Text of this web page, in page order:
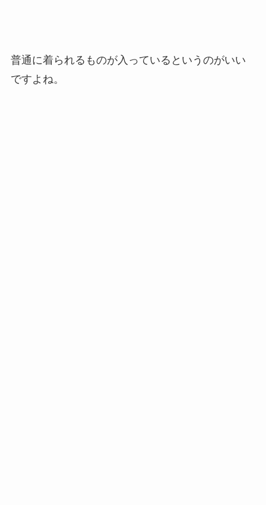
普通に着られるものが入っているというのがいい
ですよね。